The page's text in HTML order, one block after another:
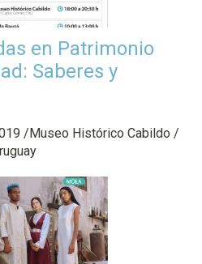
en Patrimonio
Saberes y
/Museo Histórico Cabildo /